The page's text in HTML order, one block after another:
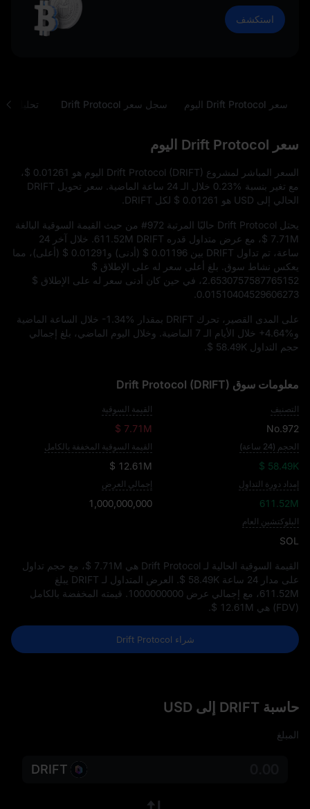
استكشف
سعر Drift Protocol اليوم سجل سعر Drift Protocol تحليل
سعر Drift Protocol اليوم
السعر المباشر لمشروع Drift Protocol (DRIFT) اليوم هو $ 0.01261،
مع تغير بنسبة 0.23%
خلال الـ 24 ساعة الماضية. سعر تحويل DRIFT
الحالي إلى USD هو
$ 0.01261 لكل DRIFT.
يحتل Drift Protocol حاليًا المرتبة #972 من حيث القيمة السوقية البالغة
$ 7.71M، مع عرض متداول قدره 611.52M DRIFT
. خلال آخر 24
ساعة، تم تداول DRIFT بين
$ 0.01196 (أدنى) و $ 0.01291 (أعلى)، مما
يعكس نشاط سوق. بلغ أعلى سعر له على الإطلاق $
2.6530757587765152، في حين كان أدنى سعر له على الإطلاق $
0.01510404529606273
على المدى القصير، تحرك DRIFT بمقدار -1.34% خلال الساعة الماضية
و+4.64%
خلال الأيام الـ 7 الماضية. وخلال اليوم الماضي، بلغ إجمالي
حجم التداول $ 58.49K
معلومات سوق Drift Protocol (DRIFT)
التصنيف
No.972
القيمة السوقية
$ 7.71M
الحجم (24 ساعة)
$ 58.49K
القيمة السوقية المخففة بالكامل
$ 12.61M
إمداد دورة التداول
611.52M
إجمالي العرض
1,000,000,000
البلوكتشين العام
SOL
القيمة السوقية الحالية لـ Drift Protocol هي $ 7.71M، مع حجم تداول
على مدار 24 ساعة
$ 58.49K . العرض المتداول لـ DRIFT يبلغ
611.52M، مع إجمالي عرض 1000000000
. قيمته المخفضة بالكامل
(FDV) هي
$ 12.61M
شراء Drift Protocol
حاسبة DRIFT إلى USD
المبلغ
DRIFT